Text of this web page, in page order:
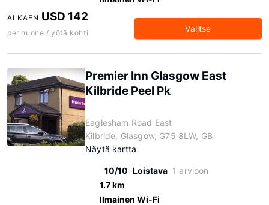
ALKAEN USD 142
per huone / yötä kohti Valitse
Premier Inn Glasgow East
Kilbride Peel Pk
Eaglesham Road East
Kilbride, Glasgow, G75 8LW, GB
Näytä kartta
10/10 Loistava 1 arvioon
1.7 km
Ilmainen Wi-Fi